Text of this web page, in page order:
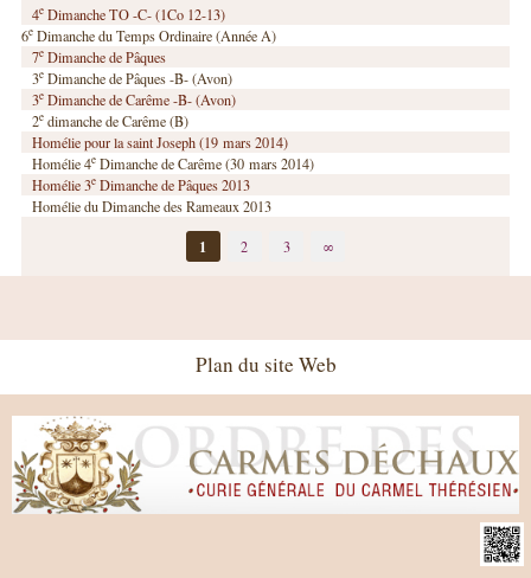
4e Dimanche TO -C- (1Co 12-13)
6e Dimanche du Temps Ordinaire (Année A)
7e Dimanche de Pâques
3e Dimanche de Pâques -B- (Avon)
3e Dimanche de Carême -B- (Avon)
2e dimanche de Carême (B)
Homélie pour la saint Joseph (19 mars 2014)
Homélie 4e Dimanche de Carême (30 mars 2014)
Homélie 3e Dimanche de Pâques 2013
Homélie du Dimanche des Rameaux 2013
1 2 3 ∞
Plan du site Web